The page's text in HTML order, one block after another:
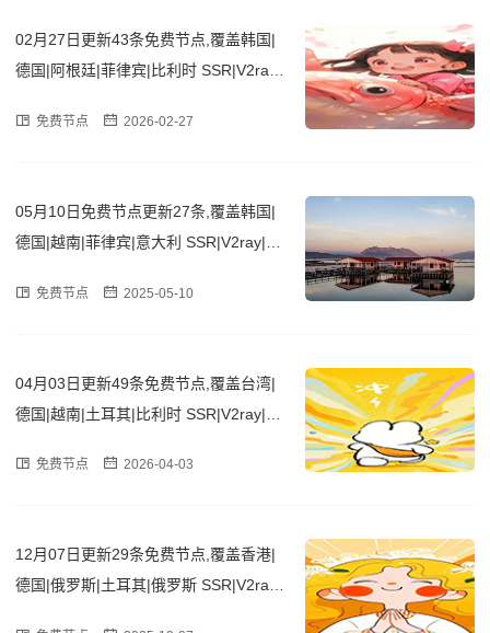
02月27日更新43条免费节点,覆盖韩国|
德国|阿根廷|菲律宾|比利时 SSR|V2ray|
免费节点 2026-02-27
05月10日免费节点更新27条,覆盖韩国|
德国|越南|菲律宾|意大利 SSR|V2ray|Cla
免费节点 2025-05-10
04月03日更新49条免费节点,覆盖台湾|
德国|越南|土耳其|比利时 SSR|V2ray|Cla
免费节点 2026-04-03
12月07日更新29条免费节点,覆盖香港|
德国|俄罗斯|土耳其|俄罗斯 SSR|V2ray|